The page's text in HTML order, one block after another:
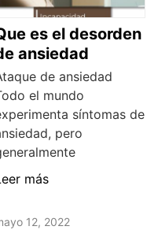
es el desorden
ansiedad
de ansiedad
el mundo
síntomas de
pero
más
12, 2022